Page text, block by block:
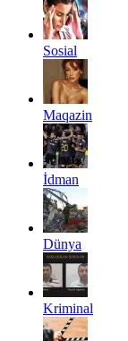
Sosial
Maqazin
İdman
Dünya
Kriminal